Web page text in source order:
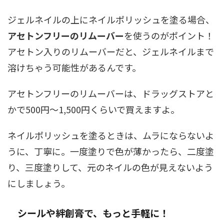
ジェルネイルの上にネイルポリッシュを塗る場合、
アセトンフリーのリムーバーを使うのがポイント！
アセトン入りのリムーバーだと、ジェルネイルまで
溶けちゃう可能性があるんです。
アセトンフリーのリムーバーは、ドラッグストアと
かで500円～1,500円くらいで買えますよ。
ネイルポリッシュを塗るときは、ムラにならないよ
うに、丁寧に。一度塗りで色が薄かったら、二度塗
り、三度塗りして、元のネイルの色が見えないよう
にしましょう。
シールや絆創膏で、もっと手軽に！